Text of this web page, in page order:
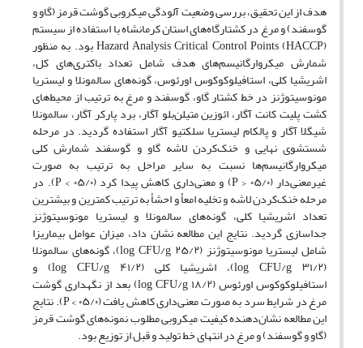
هدف از این تحقیق، بررسی وضعیت آلودگی میکروبی گوشت قرمز (گاو و
گوسفند) و مرغ در کشتارگاه‌های استان کرمانشاه با استفاده از سیستم‌
Hazard Analysis Critical Control Points (HACCP) بود. به منظور
شمارش میکروارگانیسم‌های هدف شامل تعداد باکتری‌های کل،
اشریشیا کلی، استافیلوکوکوس اورئوس، گونه‌های سالمونلا و لیستریا
مونوسیتوژنز در خط کشتار گاو، گوسفند و مرغ به ترتیب از محیط‌های
کشت پلیت کانت آگار، ائوزین متیلن‌بلو آگار، برد پارکر آگار، سالمونلا
شیگلا آگار و پالکام لیستریا سلکتیو آگار استفاده گردید. در مرحله
شستشوی نهایی و خنک‌کردن لاشه گاو و گوسفند شمارش کلی
میکروارگانیسم‌ها نسبت به سایر مراحل به ترتیب به صورت
غیرمعنی‌دار (۰۵/۰ < P) و معنی‌داری کاهش پیدا کرد (۰۵/۰ > P). در
مرحله خنک‌کردن لاشه و تخلیه امعأ و احشأ به ترتیب کمترین و بیشترین
تعداد اشریشیا کلی، گونه‌های سالمونلا و لیستریا مونوسیتوژنز
جداسازی گردید. نتایج این مطالعه نشان داد، میزان عوامل بیماریزا
شامل لیستریا مونوسیتوژنز (log CFU/g ۲۵/۲)، گونه‌های سالمونلا
(log CFU/g ۳۱/۲)، اشریشیا کلی (log CFU/g ۴۱/۲) و
استافیلوکوکوس اورئوس (log CFU/g ۱۸/۲) بعد از نگهداری گوشت
مرغ در شرایط سرد به صورت معنی‌داری کاهش یافت (۰۵/۰ > P). نتایج
این مطالعه نشان‌دهنده کیفیت میکروبی مطلوب نمونه‌های گوشت قرمز
(گاو و گوسفند) و مرغ در انتهای خط تولید و قبل از توزیع بود.